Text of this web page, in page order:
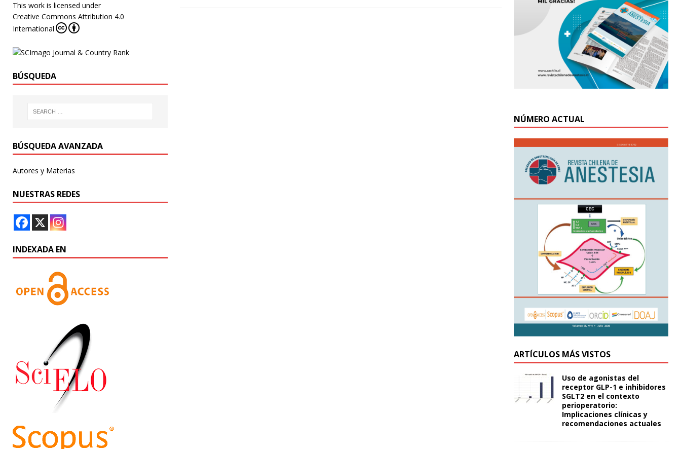
This work is licensed under
Creative Commons Attribution 4.0
International
BÚSQUEDA
BÚSQUEDA AVANZADA
Autores y Materias
NUESTRAS REDES
INDEXADA EN
NÚMERO ACTUAL
ARTÍCULOS MÁS VISTOS
Uso de agonistas del
receptor GLP-1 e inhibidores
SGLT2 en el contexto
perioperatorio:
Implicaciones clínicas y
recomendaciones actuales